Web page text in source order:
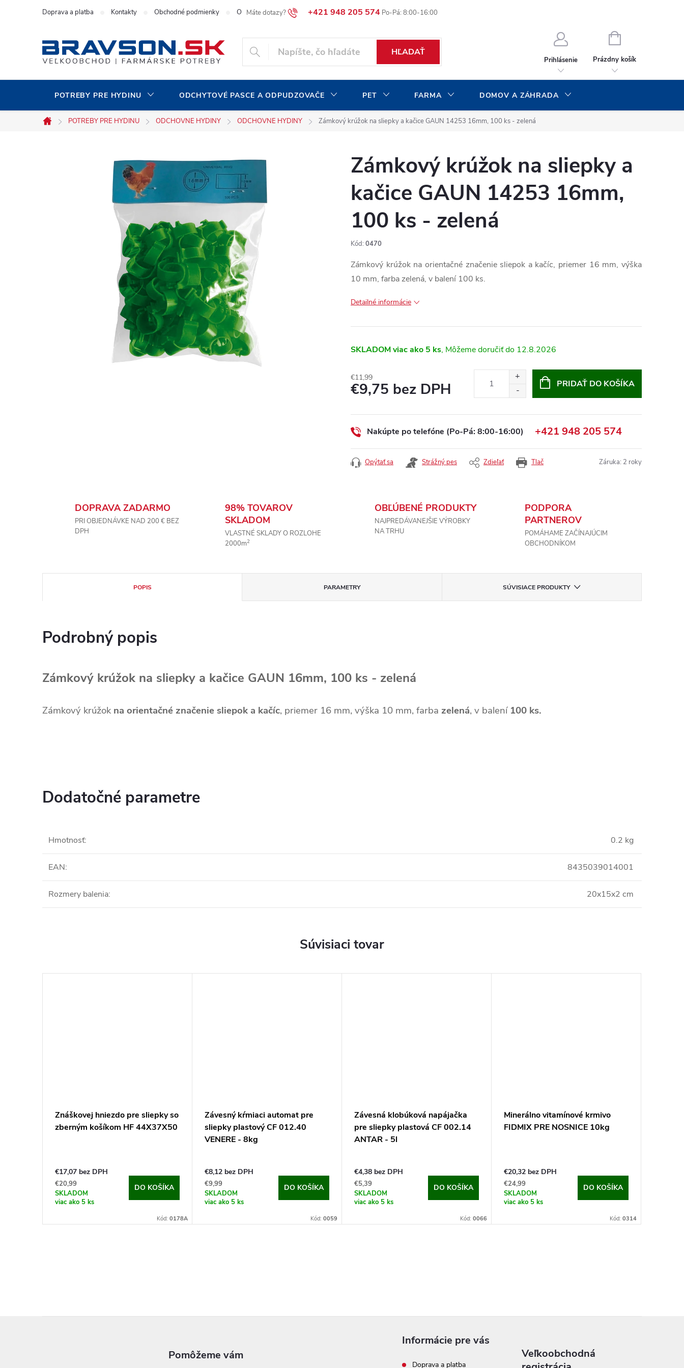
+421 948 205 574
Doprava a platba Kontakty Obchodné podmienky O našej spoločnosti Blog Moja objednávka
HĽADAŤ
Prihlásenie
NÁKUPNÝ
Prázdny košík
POTREBY PRE HYDINU ODCHYTOVÉ PASCE A ODPUDZOVAČE PET FARMA DOMOV A ZÁHRADA
Domov
POTREBY PRE HYDINU ODCHOVNE HYDINY ODCHOVNE HYDINY Zámkový krúžok na sliepky a kačice GAUN 14253 16mm, 100 ks - zelená
Zámkový krúžok na sliepky a
kačice GAUN 14253 16mm,
100 ks - zelená
Kód: 0470
Zámkový krúžok na orientačné značenie sliepok a kačíc, priemer 16 mm, výška
10 mm, farba zelená, v balení 100 ks.
Detailné informácie
SKLADOMviac ako 5 ks 12.8.2026
€11,99
€9,75 bez DPH
cena:
PRIDAŤ DO KOŠÍKA
Nakúpte po telefóne (Po-Pá: 8:00-16:00) +421 948 205 574
Tlač
Opýtať sa Strážný pes Zdieľať Záruka: 2 roky
DOPRAVA ZADARMO
PRI OBJEDNÁVKE NAD 200 € BEZ
DPH
98% TOVAROV
SKLADOM
VLASTNÉ SKLADY O ROZLOHE
2000m2
OBĽÚBENÉ PRODUKTY
NAJPREDÁVANEJŠIE VÝROBKY
NA TRHU
PODPORA
PARTNEROV
POMÁHAME ZAČÍNAJÚCIM
OBCHODNÍKOM
POPIS PARAMETRY SÚVISIACE PRODUKTY
Podrobný popis
Zámkový krúžok na sliepky a kačice GAUN 16mm, 100 ks - zelená
Zámkový krúžok na orientačné značenie sliepok a kačíc, priemer 16 mm, výška 10 mm, farba zelená, v balení100 ks.
Dodatočné parametre
Hmotnosť: 0.2 kg
EAN: 8435039014001
Rozmery balenia: 20x15x2 cm
Súvisiaci tovar
Znáškovej hniezdo pre sliepky so
zberným košíkom HF 44X37X50
€17,07 bez DPH
€20,99
SKLADOM
viac ako 5 ks
DO KOŠÍKA
Kód: 0178A
Závesný kŕmiaci automat pre
sliepky plastový CF 012.40
VENERE - 8kg
€8,12 bez DPH
€9,99
SKLADOM
viac ako 5 ks
DO KOŠÍKA
Kód: 0059
Závesná klobúková napájačka
pre sliepky plastová CF 002.14
ANTAR - 5l
€4,38 bez DPH
€5,39
SKLADOM
viac ako 5 ks
DO KOŠÍKA
Kód: 0066
Minerálno vitamínové krmivo
FIDMIX PRE NOSNICE 10kg
€20,32 bez DPH
€24,99
SKLADOM
viac ako 5 ks
DO KOŠÍKA
Kód: 0314
Informácie pre vás
Doprava a platba
Veľkoobchodná